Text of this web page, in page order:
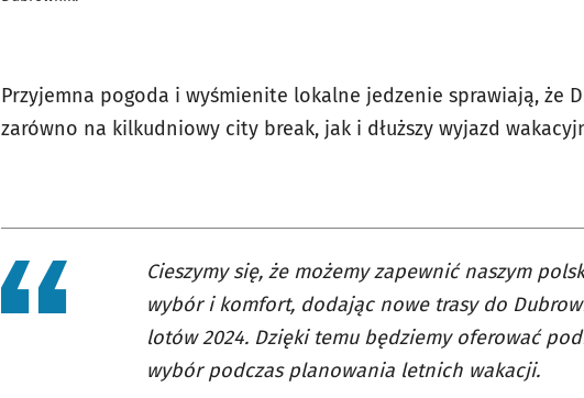
Przyjemna pogoda i wyśmienite lokalne jedzenie sprawiają, że
zarówno na kilkudniowy city break, jak i dłuższy wyjazd
Cieszymy się, że możemy zapewnić naszym
wybór i komfort, dodając nowe trasy do
lotów 2024. Dzięki temu będziemy oferować
wybór podczas planowania letnich wakacji.